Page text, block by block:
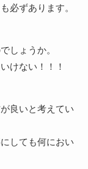
必ずあります。
しょうか。
けない！！！
良いと考えてい
しても何におい